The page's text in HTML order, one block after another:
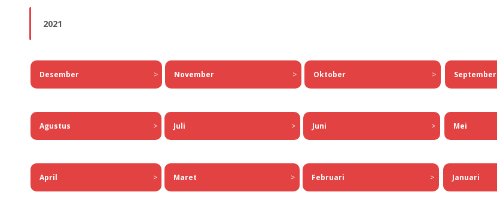
2021
Desember > November > Oktober > September
Agustus > Juli > Juni > Mei
April > Maret > Februari > Januari